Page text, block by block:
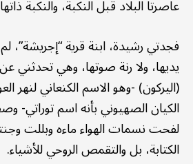
عاصرتا البلاد قبل النكبة، والنكبة
فجدتي رشيدة، ابنة قرية
يديها، ولا رنة صوتها، وهي تحدثني عن
(اليركون) -وهو الاسم الكنعاني لنهر
الكيان الصهيوني بأنه اسم توراتي-
لفحت نسمات الهواء ماءه وبللت
الكتابة، بل والتقمص الروحي للأشياء.